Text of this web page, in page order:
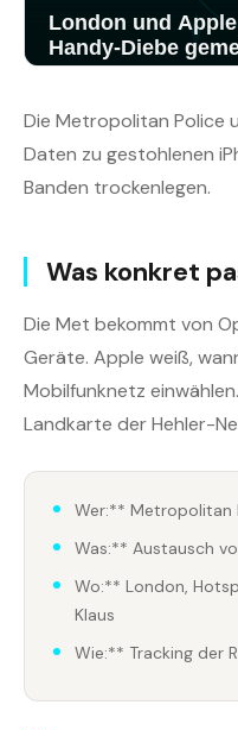
Die Metropolitan Police
Daten zu gestohlenen
Banden trockenlegen.
Was konkret
Die Met bekommt von
Geräte. Apple weiß,
Mobilfunknetz
Landkarte der Hehler-
Wer:** Metropolitan
Was:** Austausch
Wo:** London,
Klaus
Wie:** Tracking der